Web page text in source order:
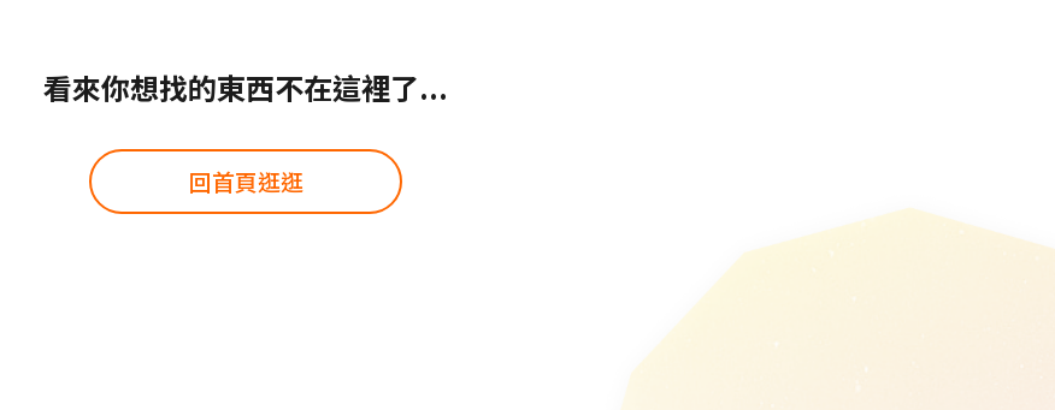
看來你想找的東西不在這裡了...
回首頁逛逛